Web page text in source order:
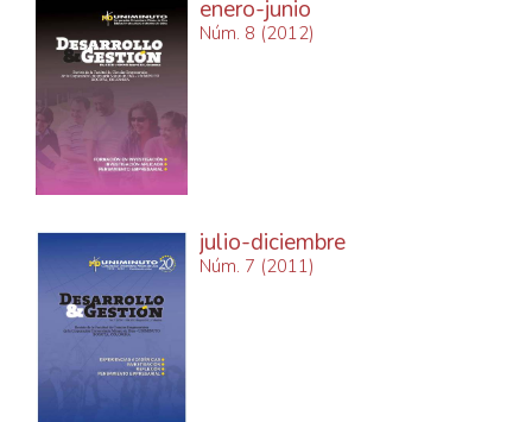
enero-junio
Núm. 8 (2012)
julio-diciembre
Núm. 7 (2011)